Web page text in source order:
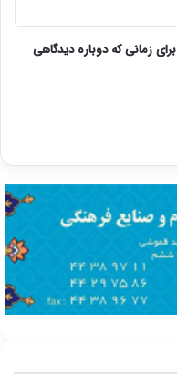
زمانی که دوباره دیدگاهی